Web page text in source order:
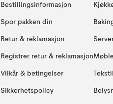
Bestillingsinformasjon
Spor pakken din
Retur & reklamasjon
Registrer retur & reklamasjon
Vilkår & betingelser
Sikkerhetspolicy
Tekstil